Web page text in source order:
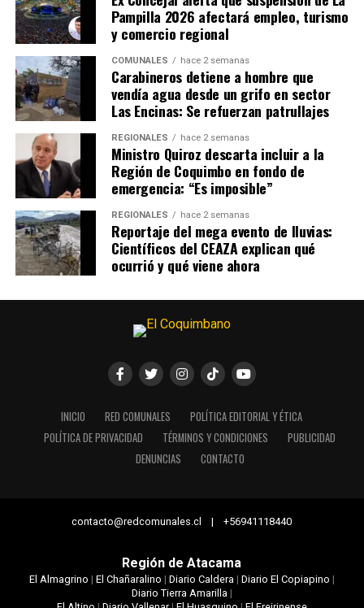
Pampilla 2026 afectará empleo, turismo
y comercio regional
COMUNALES hace 2 semanas
Carabineros detiene a hombre que
vendía agua desde un grifo en sector
Las Encinas: Se refuerzan patrullajes
REGIONALES hace 2 semanas
Ministro Quiroz descarta incluir a la
Región de Coquimbo en fondo de
emergencia: “Es imposible”
REGIONALES hace 2 semanas
Reportaje del mega evento de lluvias:
Científicos del CEAZA explican qué
ocurrió y qué viene ahora
INICIO RED COMUNALES
POLÍTICA EDITORIAL Y ÉTICA
POLÍTICA DE PRIVACIDAD
TÉRMINOS Y CONDICIONES
PUBLICIDAD
DENUNCIAS
CONTACTO
contacto@redcomunales.cl | +56941118440
Región de Atacama
El Almagrino | El Chañaralino | Diario Caldera| Diario El Copiapino |
Diario Tierra Amarilla|